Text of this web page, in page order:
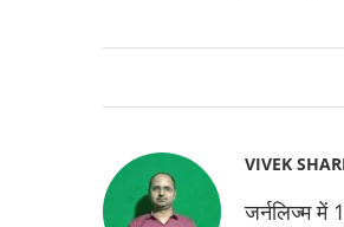
VIVEK
जर्नलिज्म में